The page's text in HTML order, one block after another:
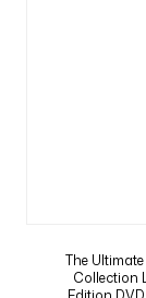
The
Collection